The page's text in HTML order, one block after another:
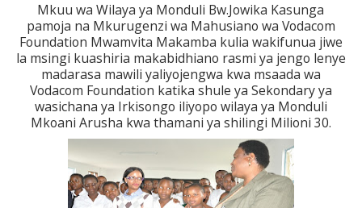
Mkuu wa Wilaya ya Monduli Bw.Jowika Kasunga
pamoja na Mkurugenzi wa Mahusiano wa Vodacom
Foundation Mwamvita Makamba kulia wakifunua jiwe
la msingi kuashiria makabidhiano rasmi ya jengo lenye
madarasa mawili yaliyojengwa kwa msaada wa
Vodacom Foundation katika shule ya Sekondary ya
wasichana ya Irkisongo iliyopo wilaya ya Monduli
Mkoani Arusha kwa thamani ya shilingi Milioni 30.